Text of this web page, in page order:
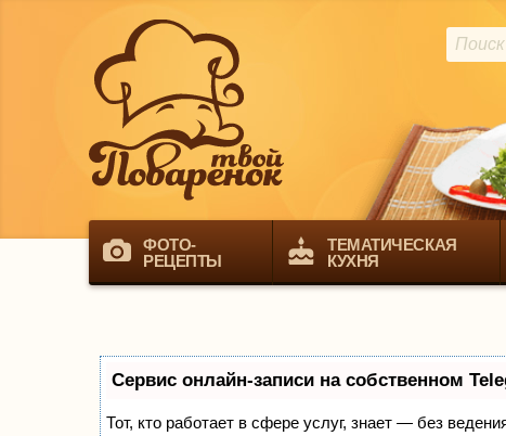
ФОТО-
РЕЦЕПТЫ
ТЕМАТИЧЕСКАЯ
КУХНЯ
Сервис онлайн-записи на собственном
Тот, кто работает в сфере услуг, знает — без